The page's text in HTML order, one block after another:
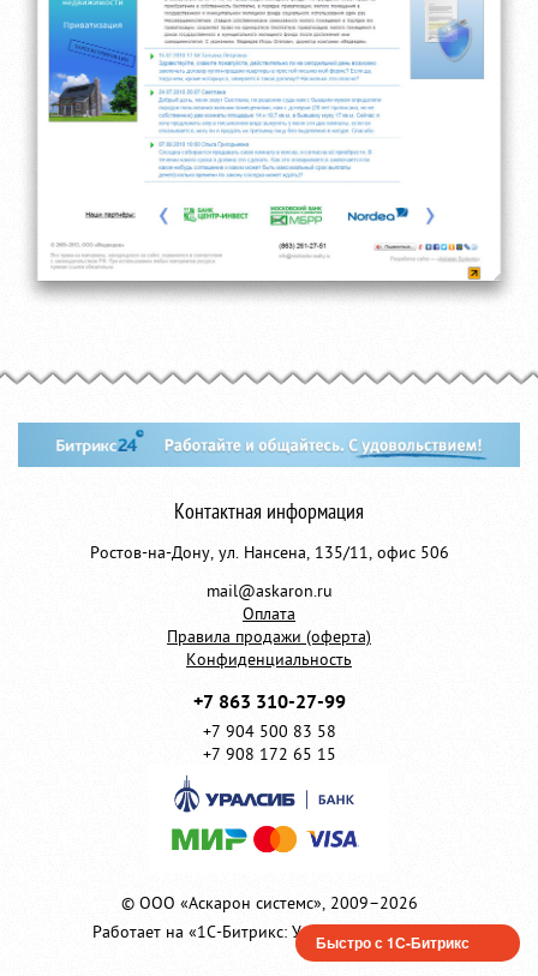
Контактная информация
Ростов-на-Дону, ул. Нансена, 135/11, офис 506
mail@askaron.ru
Оплата
Правила продажи (оферта)
Конфиденциальность
+7 863 310-27-99
+7 904 500 83 58
+7 908 172 65 15
© OOO «Аскарон cистемс», 2009–2026
Работает на «1С-Битрикс: Управление сайтом»
Быстро с 1С-Битрикс